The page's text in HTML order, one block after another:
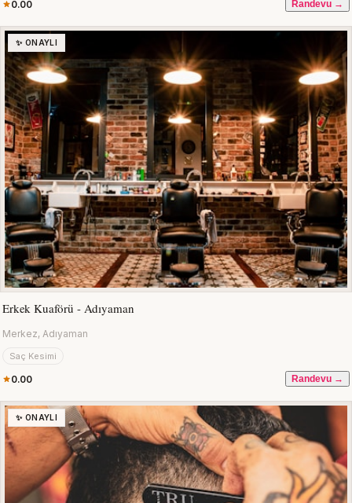
0.00 Randevu →
✨ ONAYLI
Erkek Kuaförü - Adıyaman
Merkez, Adıyaman
Saç Kesimi
0.00 Randevu →
✨ ONAYLI